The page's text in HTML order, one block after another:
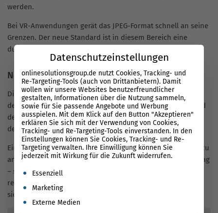
werden.
Bei VR-Anwendungen gerät das JPEG-Format schnell an seine
Grenzen. Der neue Standard ist in diesem Bereich eine
durchaus wertvolle Alternative.
Nachteile des neuen Datei-Standards
Die höhere Komprimierung der Bilder kann den Prozessor
des iPhonesbis zu zehn Mal stärker belasten. Dadurch wird
der Stromverbrauch erhöht, die Laufzeit des Akkus leidet
deutlich.
Ein weiterer Kritikpunkt ist die mangelhafte Kompatibilität zu
anderen Systemen wie Windows und Android. Da es im Alltag
– sowohl beruflich als auch privat – in der Regel auf eine
reibungslose Kommunikation ankommt, werden die Nutzer
sich weiterhin auf den Klassiker
Datenschutzeinstellungen
onlinesolutionsgroup.de nutzt Cookies, Tracking- und
Re-Targeting-Tools (auch von Drittanbietern). Damit
wollen wir unsere Websites benutzerfreundlicher
gestalten, Informationen über die Nutzung sammeln,
sowie für Sie passende Angebote und Werbung
ausspielen. Mit dem Klick auf den Button "Akzeptieren"
erklären Sie sich mit der Verwendung von Cookies,
Tracking- und Re-Targeting-Tools einverstanden. In den
Einstellungen können Sie Cookies, Tracking- und Re-
Targeting verwalten. Ihre Einwilligung können Sie
jederzeit mit Wirkung für die Zukunft widerrufen.
Es folgt eine Liste der Service-Gruppen, für die eine
Essenziell
Marketing
Externe Medien